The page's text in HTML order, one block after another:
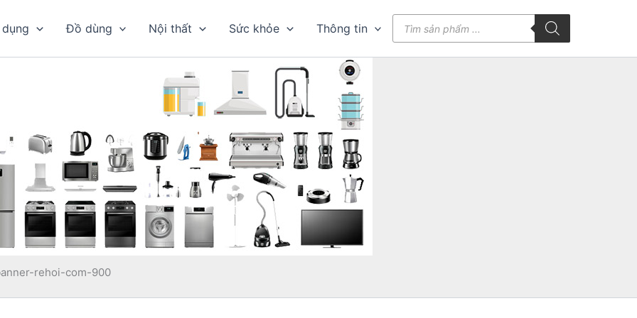
Đồ dùng Nội thất Sức khỏe Thông tin
kiếm
rehoi-com-900